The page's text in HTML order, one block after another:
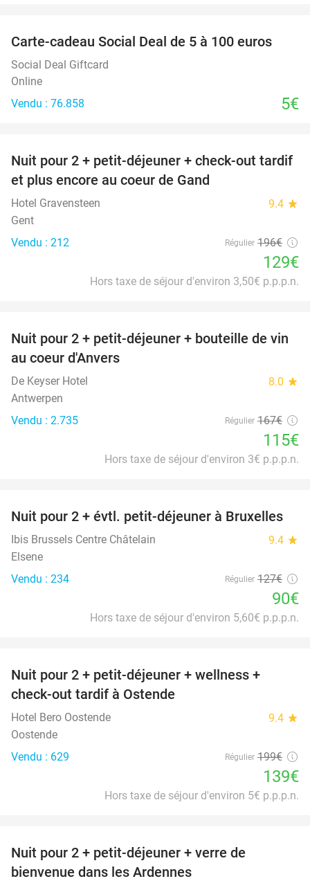
Carte-cadeau Social Deal de 5 à 100 euros
Social Deal Giftcard
Online
Vendu : 76.858
5€
34%
Nuit pour 2 + petit-déjeuner + check-out tardif
et plus encore au coeur de Gand
Hotel Gravensteen 9.4 star
Gent
Vendu : 212
Régulier 196€
129€
Hors taxe de séjour d'environ 3,50€ p.p.p.n.
31%
Nuit pour 2 + petit-déjeuner + bouteille de vin
au coeur d'Anvers
De Keyser Hotel 8.0 star
Antwerpen
Vendu : 2.735
Régulier 167€
115€
Hors taxe de séjour d'environ 3€ p.p.p.n.
29%
Nuit pour 2 + évtl. petit-déjeuner à Bruxelles
Ibis Brussels Centre Châtelain 9.4 star
Elsene
Vendu : 234
Régulier 127€
90€
Hors taxe de séjour d'environ 5,60€ p.p.p.n.
Nuit pour 2 + petit-déjeuner + wellness +
check-out tardif à Ostende
Hotel Bero Oostende 9.4 star
Oostende
Vendu : 629
Régulier 199€
139€
Hors taxe de séjour d'environ 5€ p.p.p.n.
Nuit pour 2 + petit-déjeuner + verre de
bienvenue dans les Ardennes